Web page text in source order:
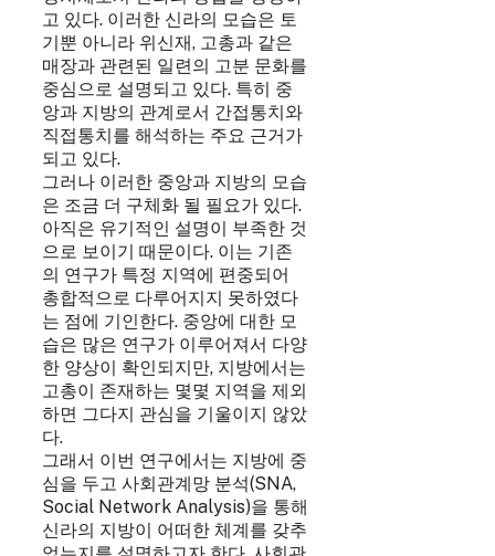
고 있다. 이러한 신라의 모습은 토
기뿐 아니라 위신재, 고총과 같은
매장과 관련된 일련의 고분 문화를
중심으로 설명되고 있다. 특히 중
앙과 지방의 관계로서 간접통치와
직접통치를 해석하는 주요 근거가
되고 있다.
그러나 이러한 중앙과 지방의 모습
은 조금 더 구체화 될 필요가 있다.
아직은 유기적인 설명이 부족한 것
으로 보이기 때문이다. 이는 기존
의 연구가 특정 지역에 편중되어
총합적으로 다루어지지 못하였다
는 점에 기인한다. 중앙에 대한 모
습은 많은 연구가 이루어져서 다양
한 양상이 확인되지만, 지방에서는
고총이 존재하는 몇몇 지역을 제외
하면 그다지 관심을 기울이지 않았
다.
그래서 이번 연구에서는 지방에 중
심을 두고 사회관계망 분석(SNA,
Social Network Analysis)을 통해
신라의 지방이 어떠한 체계를 갖추